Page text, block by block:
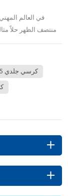
في العالم
تقضي ساعات
كرسي جلدي 2025